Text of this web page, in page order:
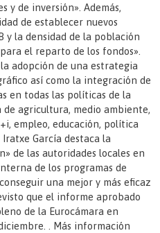
y de inversión». Además,
de establecer nuevos
y la densidad de la población
el reparto de los fondos».
adopción de una estrategia
así como la integración de
en todas las políticas de la
agricultura, medio ambiente,
empleo, educación, política
García destaca la
de las autoridades locales en
de los programas de
una mejor y más eficaz
que el informe aprobado
de la Eurocámara en
. Más información